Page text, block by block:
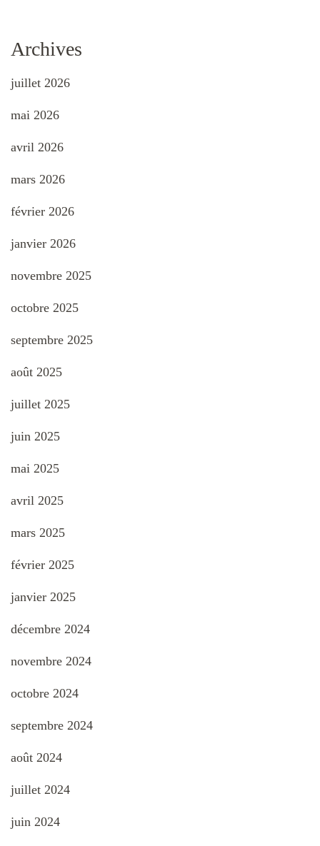
Archives
juillet 2026
mai 2026
avril 2026
mars 2026
février 2026
janvier 2026
novembre 2025
octobre 2025
septembre 2025
août 2025
juillet 2025
juin 2025
mai 2025
avril 2025
mars 2025
février 2025
janvier 2025
décembre 2024
novembre 2024
octobre 2024
septembre 2024
août 2024
juillet 2024
juin 2024